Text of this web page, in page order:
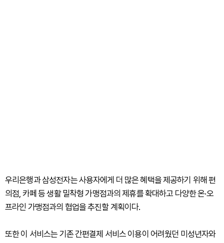
우리은행과 삼성전자는 사용자에게 더 많은 혜택을 제공하기 위해 편
의점, 카페 등 생활 밀착형 가맹점과의 제휴를 확대하고 다양한 온·오
프라인 가맹점과의 협업을 추진할 계획이다.
또한 이 서비스는 기존 간편결제 서비스 이용이 어려웠던 미성년자와